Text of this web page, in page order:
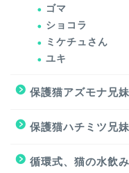
ゴマ
ショコラ
ミケチュさん
ユキ
保護猫アズモナ兄妹
保護猫ハチミツ兄妹
循環式、猫の水飲